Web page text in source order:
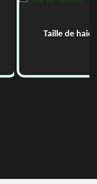
Taille de haie